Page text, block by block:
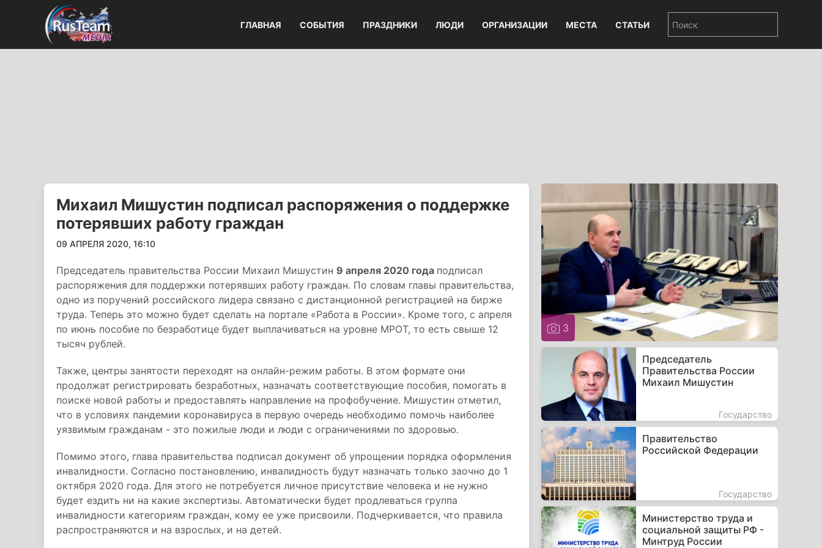
ГЛАВНАЯ СОБЫТИЯ ПРАЗДНИКИ ЛЮДИ ОРГАНИЗАЦИИ МЕСТА СТАТЬИ
Михаил Мишустин подписал распоряжения о поддержке
потерявших работу граждан
09 АПРЕЛЯ 2020, 16:10
Председатель правительства России Михаил Мишустин 9 апреля 2020 года подписал
распоряжения для поддержки потерявших работу граждан. По словам главы правительства,
одно из поручений российского лидера связано с дистанционной регистрацией на бирже
труда. Теперь это можно будет сделать на портале «Работа в России». Кроме того, с апреля
по июнь пособие по безработице будет выплачиваться на уровне МРОТ, то есть свыше 12
тысяч рублей.
Также, центры занятости переходят на онлайн-режим работы. В этом формате они
продолжат регистрировать безработных, назначать соответствующие пособия, помогать в
поиске новой работы и предоставлять направление на профобучение. Мишустин отметил,
что в условиях пандемии коронавируса в первую очередь необходимо помочь наиболее
уязвимым гражданам - это пожилые люди и люди с ограничениями по здоровью.
Помимо этого, глава правительства подписал документ об упрощении порядка оформления
инвалидности. Согласно постановлению, инвалидность будут назначать только заочно до 1
октября 2020 года. Для этого не потребуется личное присутствие человека и не нужно
будет ездить ни на какие экспертизы. Автоматически будет продлеваться группа
инвалидности категориям граждан, кому ее уже присвоили. Подчеркивается, что правила
распространяются и на взрослых, и на детей.
3
Председатель
Правительства России
Михаил Мишустин
Государство
Правительство
Российской Федерации
Государство
Министерство труда и
социальной защиты РФ -
Минтруд России